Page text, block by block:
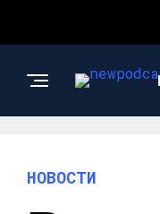
НОВОСТИ